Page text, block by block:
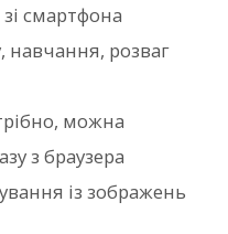
смартфона
навчання, розваг
можна
з браузера
із зображень